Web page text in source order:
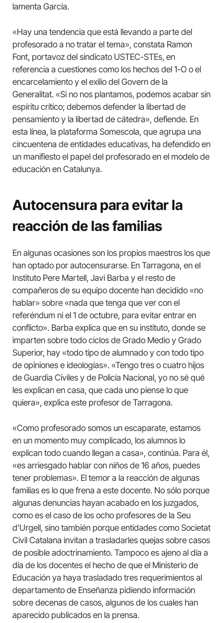
lamenta García.
«Hay una tendencia que está llevando a parte del
profesorado a no tratar el tema», constata Ramon
Font, portavoz del sindicato USTEC-STEs, en
referencia a cuestiones como los hechos del 1-O o el
encarcelamiento y el exilio del Govern de la
Generalitat. «Si no nos plantamos, podemos acabar sin
espíritu crítico; debemos defender la libertad de
pensamiento y la libertad de cátedra», defiende. En
esta línea, la plataforma Somescola, que agrupa una
cincuentena de entidades educativas, ha defendido en
un manifiesto el papel del profesorado en el modelo de
educación en Catalunya.
Autocensura para evitar la
reacción de las familias
En algunas ocasiones son los propios maestros los que
han optado por autocensurarse. En Tarragona, en el
Instituto Pere Martell, Javi Barba y el resto de
compañeros de su equipo docente han decidido «no
hablar» sobre «nada que tenga que ver con el
referéndum ni el 1 de octubre, para evitar entrar en
conflicto». Barba explica que en su instituto, donde se
imparten sobre todo ciclos de Grado Medio y Grado
Superior, hay «todo tipo de alumnado y con todo tipo
de opiniones e ideologías». «Tengo tres o cuatro hijos
de Guardia Civiles y de Policía Nacional, yo no sé qué
les explican en casa, que cada uno piense lo que
quiera», explica este profesor de Tarragona.
«Como profesorado somos un escaparate, estamos
en un momento muy complicado, los alumnos lo
explican todo cuando llegan a casa», continúa. Para él,
«es arriesgado hablar con niños de 16 años, puedes
tener problemas». El temor a la reacción de algunas
familias es lo que frena a este docente. No sólo porque
algunas denuncias hayan acabado en los juzgados,
como es el caso de los ocho profesores de la Seu
d’Urgell, sino también porque entidades como Societat
Civil Catalana invitan a trasladarles quejas sobre casos
de posible adoctrinamiento. Tampoco es ajeno al día a
día de los docentes el hecho de que el Ministerio de
Educación ya haya trasladado tres requerimientos al
departamento de Enseñanza pidiendo información
sobre decenas de casos, algunos de los cuales han
aparecido publicados en la prensa.